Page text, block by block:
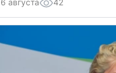
6 августа 42